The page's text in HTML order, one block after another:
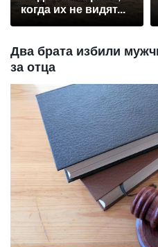
когда их не видят...
Два брата избили
за отца